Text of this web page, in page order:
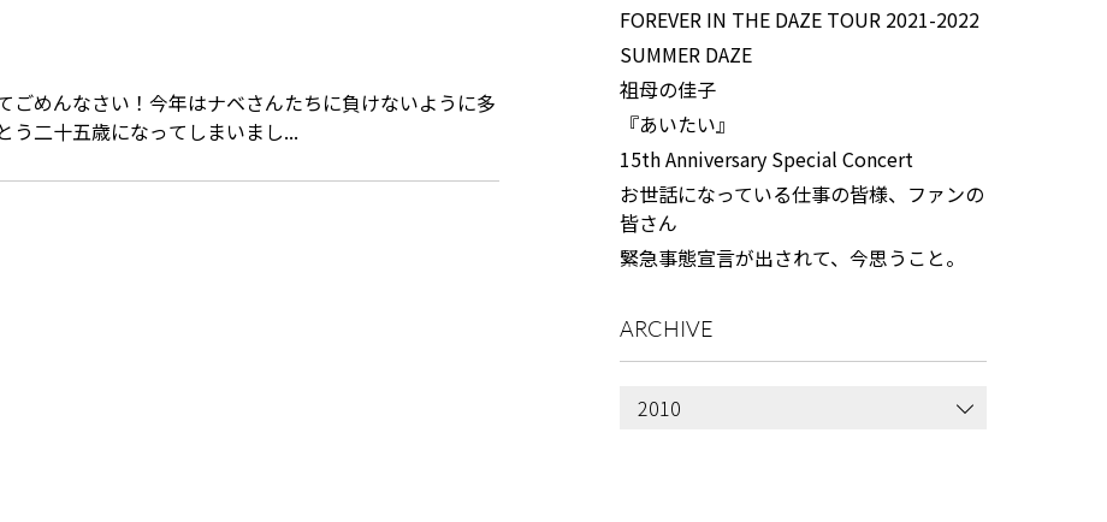
う二十五歳になってしまいまし...
FOREVER IN THE DAZE TOUR 2021-2022
SUMMER DAZE
祖母の佳子
『あいたい』
15th Anniversary Special Concert
お世話になっている仕事の皆様、ファンの
皆さん
緊急事態宣言が出されて、今思うこと。
ARCHIVE
2010